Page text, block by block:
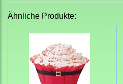
Ähnliche Produkte: